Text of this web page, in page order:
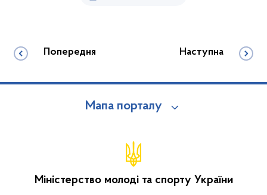
Попередня Наступна
Мапа порталу
Міністерство молоді та спорту України